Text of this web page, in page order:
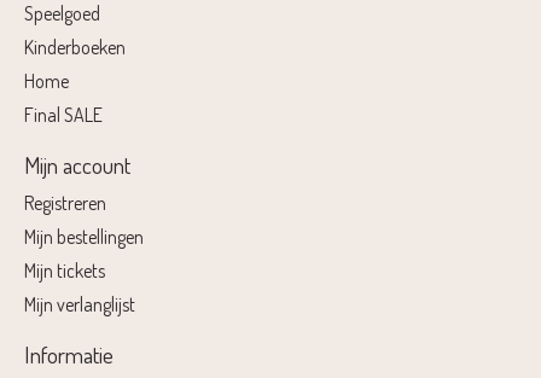
Speelgoed
Kinderboeken
Home
Final SALE
Mijn account
Registreren
Mijn bestellingen
Mijn tickets
Mijn verlanglijst
Informatie